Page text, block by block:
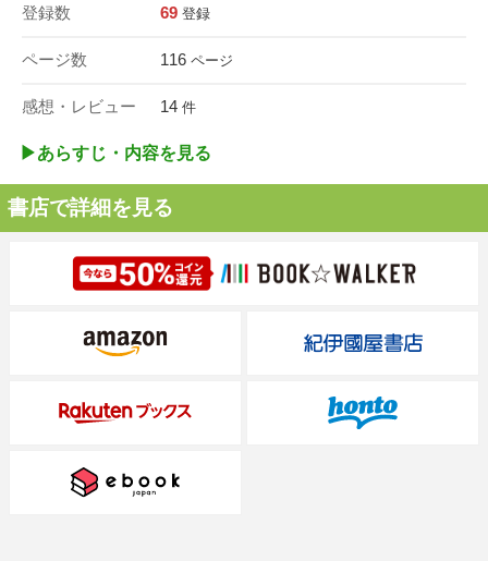
登録数 69 登録
ページ数 116 ページ
感想・レビュー 14 件
▶︎あらすじ・内容を見る
書店で詳細を見る